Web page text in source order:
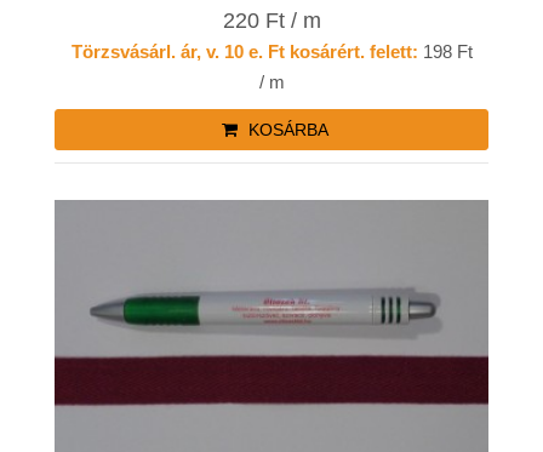
220 Ft / m
Törzsvásárl. ár, v. 10 e. Ft kosárért. felett: 198 Ft
/ m
KOSÁRBA